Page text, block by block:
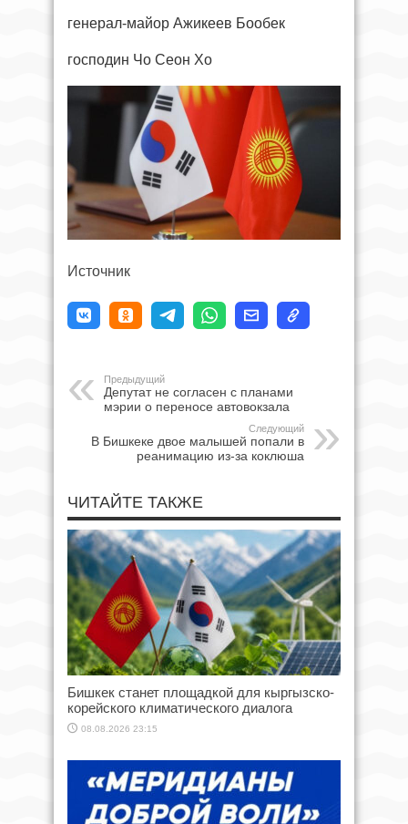
генерал-майор Ажикеев Бообек
господин Чо Сеон Хо
Источник
Предыдущий
Депутат не согласен с планами
мэрии о переносе автовокзала
Следующий
В Бишкеке двое малышей попали в
реанимацию из-за коклюша
ЧИТАЙТЕ ТАКЖЕ
Бишкек станет площадкой для кыргызско-
корейского климатического диалога
08.08.2026 23:15